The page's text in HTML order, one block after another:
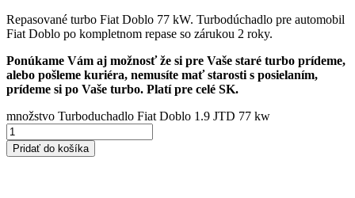
Repasované turbo Fiat Doblo 77 kW. Turbodúchadlo pre automobil
Fiat Doblo po kompletnom repase so zárukou 2 roky.
Ponúkame Vám aj možnosť že si pre Vaše staré turbo prídeme,
alebo pošleme kuriéra, nemusíte mať starosti s posielaním,
prídeme si po Vaše turbo. Platí pre celé SK.
množstvo Turboduchadlo Fiat Doblo 1.9 JTD 77 kw
Pridať do košíka